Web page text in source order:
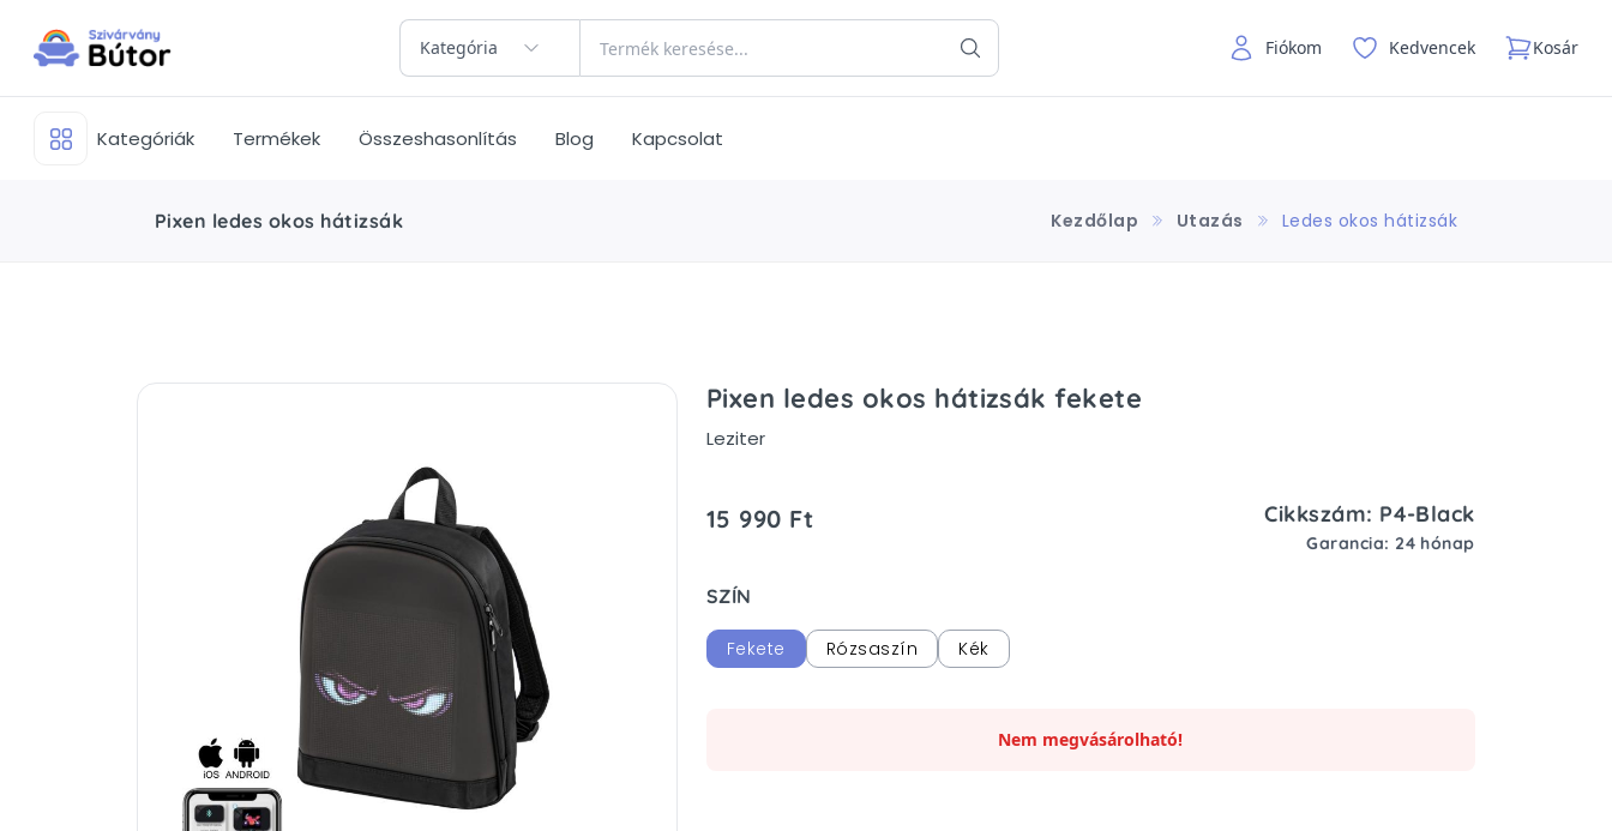
Kategória Fiókom Kedvencek Kosár
Kategóriák Termékek Összeshasonlítás Blog Kapcsolat
Pixen ledes okos hátizsák Kezdőlap Utazás Ledes okos hátizsák
Pixen ledes okos hátizsák fekete
Leziter
15 990 Ft Cikkszám: P4-Black
Garancia: 24 hónap
SZÍN
Fekete Rózsaszín Kék
Nem megvásárolható!